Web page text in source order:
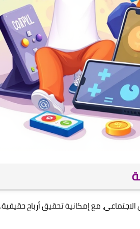
الاجتماعي، مع إمكانية تحقيق أرباح حقيقية.